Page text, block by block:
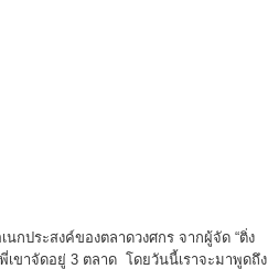
กประสงค์ของตลาดวงศกร จากผู้จัด “ติ่ง
ขาจัดอยู่ 3 ตลาด โดยวันนี้เราจะมาพูดถึง